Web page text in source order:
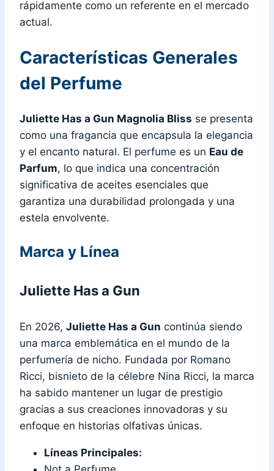
rápidamente como un referente en el mercado
actual.
Características Generales
del Perfume
Juliette Has a Gun Magnolia Bliss se presenta
como una fragancia que encapsula la elegancia
y el encanto natural. El perfume es un Eau de
Parfum, lo que indica una concentración
significativa de aceites esenciales que
garantiza una durabilidad prolongada y una
estela envolvente.
Marca y Línea
Juliette Has a Gun
En 2026, Juliette Has a Gun continúa siendo
una marca emblemática en el mundo de la
perfumería de nicho. Fundada por Romano
Ricci, bisnieto de la célebre Nina Ricci, la marca
ha sabido mantener un lugar de prestigio
gracias a sus creaciones innovadoras y su
enfoque en historias olfativas únicas.
Líneas Principales: